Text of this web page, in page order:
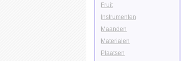
Fruit
Instrumenten
Maanden
Materialen
Plaatsen